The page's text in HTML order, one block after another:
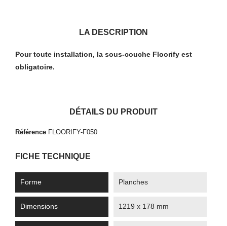
LA DESCRIPTION
Pour toute installation, la sous-couche Floorify est
obligatoire.
DÉTAILS DU PRODUIT
Référence FLOORIFY-F050
FICHE TECHNIQUE
Forme Planches
Dimensions 1219 x 178 mm